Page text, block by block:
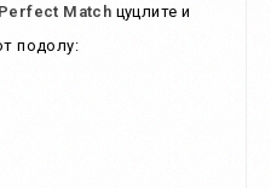
Match цуцлите и
подолу: